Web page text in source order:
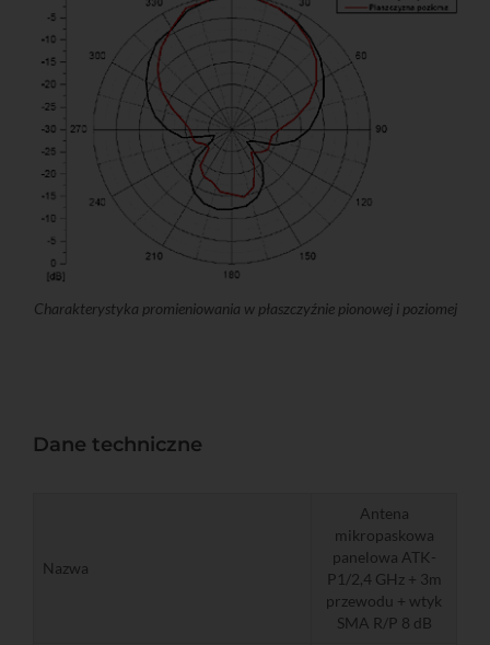
Charakterystyka promieniowania w płaszczyźnie pionowej i poziomej
Dane techniczne
Nazwa
Antena
mikropaskowa
panelowa ATK-
P1/2,4 GHz + 3m
przewodu + wtyk
SMA R/P 8 dB